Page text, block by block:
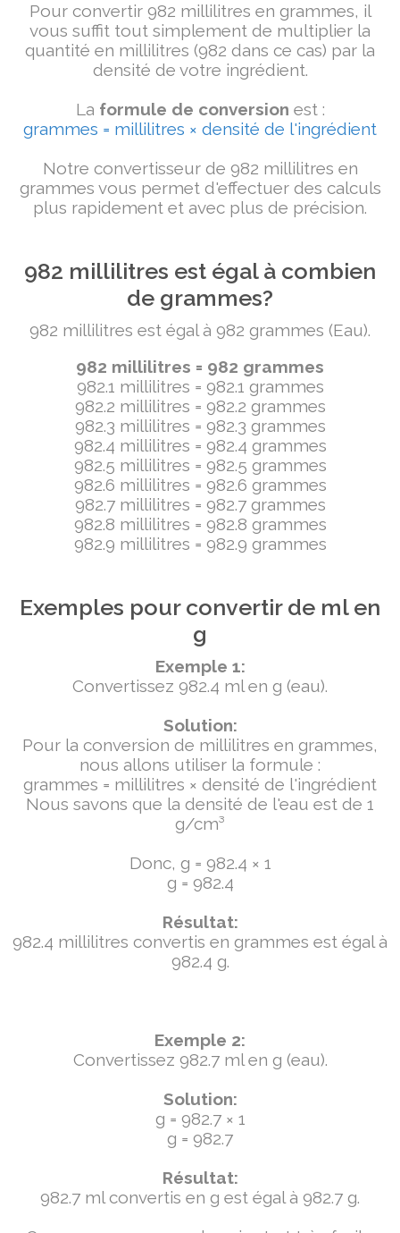
Pour convertir 982 millilitres en grammes, il
vous suffit tout simplement de multiplier la
quantité en millilitres (982 dans ce cas) par la
densité de votre ingrédient.
La formule de conversion est :
grammes = millilitres × densité de l'ingrédient
Notre convertisseur de 982 millilitres en
grammes vous permet d'effectuer des calculs
plus rapidement et avec plus de précision.
982 millilitres est égal à combien
de grammes?
982 millilitres est égal à 982 grammes (Eau).
982 millilitres = 982 grammes
982.1 millilitres = 982.1 grammes
982.2 millilitres = 982.2 grammes
982.3 millilitres = 982.3 grammes
982.4 millilitres = 982.4 grammes
982.5 millilitres = 982.5 grammes
982.6 millilitres = 982.6 grammes
982.7 millilitres = 982.7 grammes
982.8 millilitres = 982.8 grammes
982.9 millilitres = 982.9 grammes
Exemples pour convertir de ml en
g
Exemple 1:
Convertissez 982.4 ml en g (eau).
Solution:
Pour la conversion de millilitres en grammes,
nous allons utiliser la formule :
grammes = millilitres × densité de l'ingrédient
Nous savons que la densité de l'eau est de 1
g/cm³
Donc, g = 982.4 × 1
g = 982.4
Résultat:
982.4 millilitres convertis en grammes est égal à
982.4 g.
Exemple 2:
Convertissez 982.7 ml en g (eau).
Solution:
g = 982.7 × 1
g = 982.7
Résultat:
982.7 ml convertis en g est égal à 982.7 g.